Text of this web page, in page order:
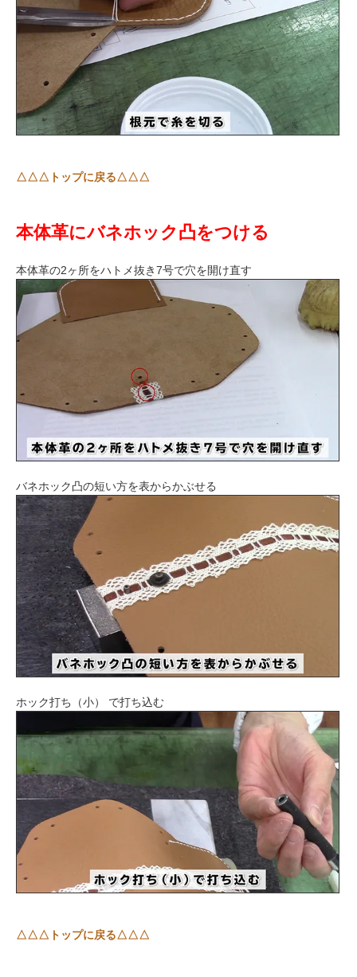
△△△トップに戻る△△△
本体革にバネホック凸をつける
本体革の2ヶ所をハトメ抜き7号で穴を開け直す
バネホック凸の短い方を表からかぶせる
ホック打ち（小） で打ち込む
△△△トップに戻る△△△